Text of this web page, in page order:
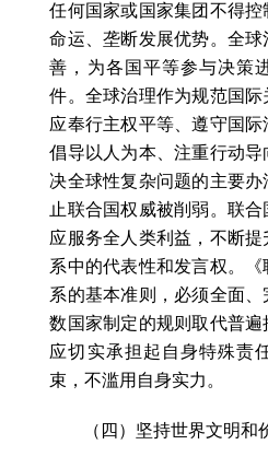
任何国家或国家集团不得
命运、垄断发展优势。全
善，为各国平等参与决策
件。全球治理作为规范国际
应奉行主权平等、遵守国际
倡导以人为本、注重行动
决全球性复杂问题的主要
止联合国权威被削弱。联
应服务全人类利益，不断
系中的代表性和发言权。
系的基本准则，必须全面
数国家制定的规则取代普
应切实承担起自身特殊责
束，不滥用自身实力。
（四）坚持世界文明和